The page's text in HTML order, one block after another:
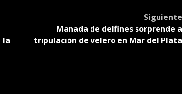
la
Siguiente
Manada de delfines sorprende a
tripulación de velero en Mar del Plata